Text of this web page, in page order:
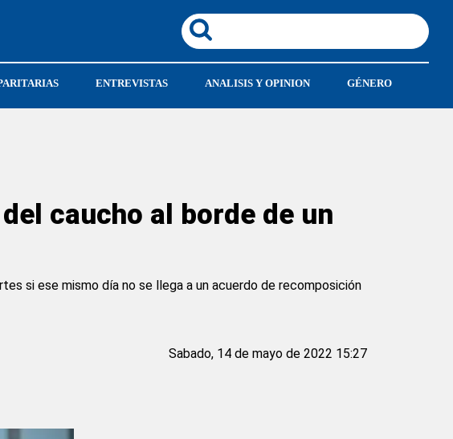
ENTREVISTAS ANALISIS Y OPINION GÉNERO
caucho al borde de un
si ese mismo día no se llega a un acuerdo de recomposición
Sabado, 14 de mayo de 2022 15:27